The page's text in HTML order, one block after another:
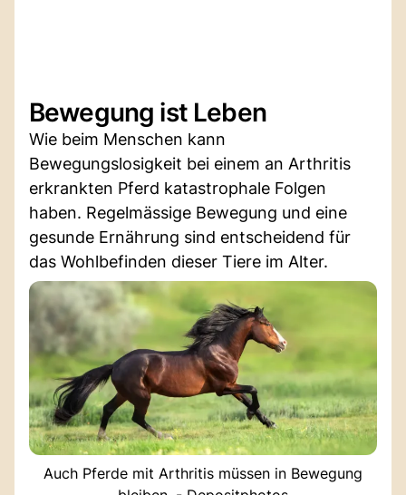
Bewegung ist Leben
Wie beim Menschen kann
Bewegungslosigkeit bei einem an Arthritis
erkrankten Pferd katastrophale Folgen
haben. Regelmässige Bewegung und eine
gesunde Ernährung sind entscheidend für
das Wohlbefinden dieser Tiere im Alter.
Auch Pferde mit Arthritis müssen in Bewegung